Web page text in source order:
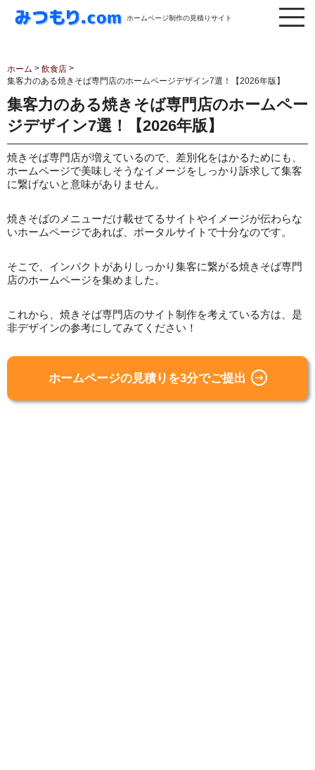
ホームページ制作の見積りサイト
ホーム > 飲食店 >
集客力のある焼きそば専門店のホームページデザイン7選！【2026年版】
集客力のある焼きそば専門店のホームペー
ジデザイン7選！【2026年版】
焼きそば専門店が増えているので、差別化をはかるためにも、
ホームページで美味しそうなイメージをしっかり訴求して集客
に繋げないと意味がありません。
焼きそばのメニューだけ載せてるサイトやイメージが伝わらな
いホームページであれば、ポータルサイトで十分なのです。
そこで、インパクトがありしっかり集客に繋がる焼きそば専門
店のホームページを集めました。
これから、焼きそば専門店のサイト制作を考えている方は、是
非デザインの参考にしてみてください！
ホームページの見積りを3分でご提出